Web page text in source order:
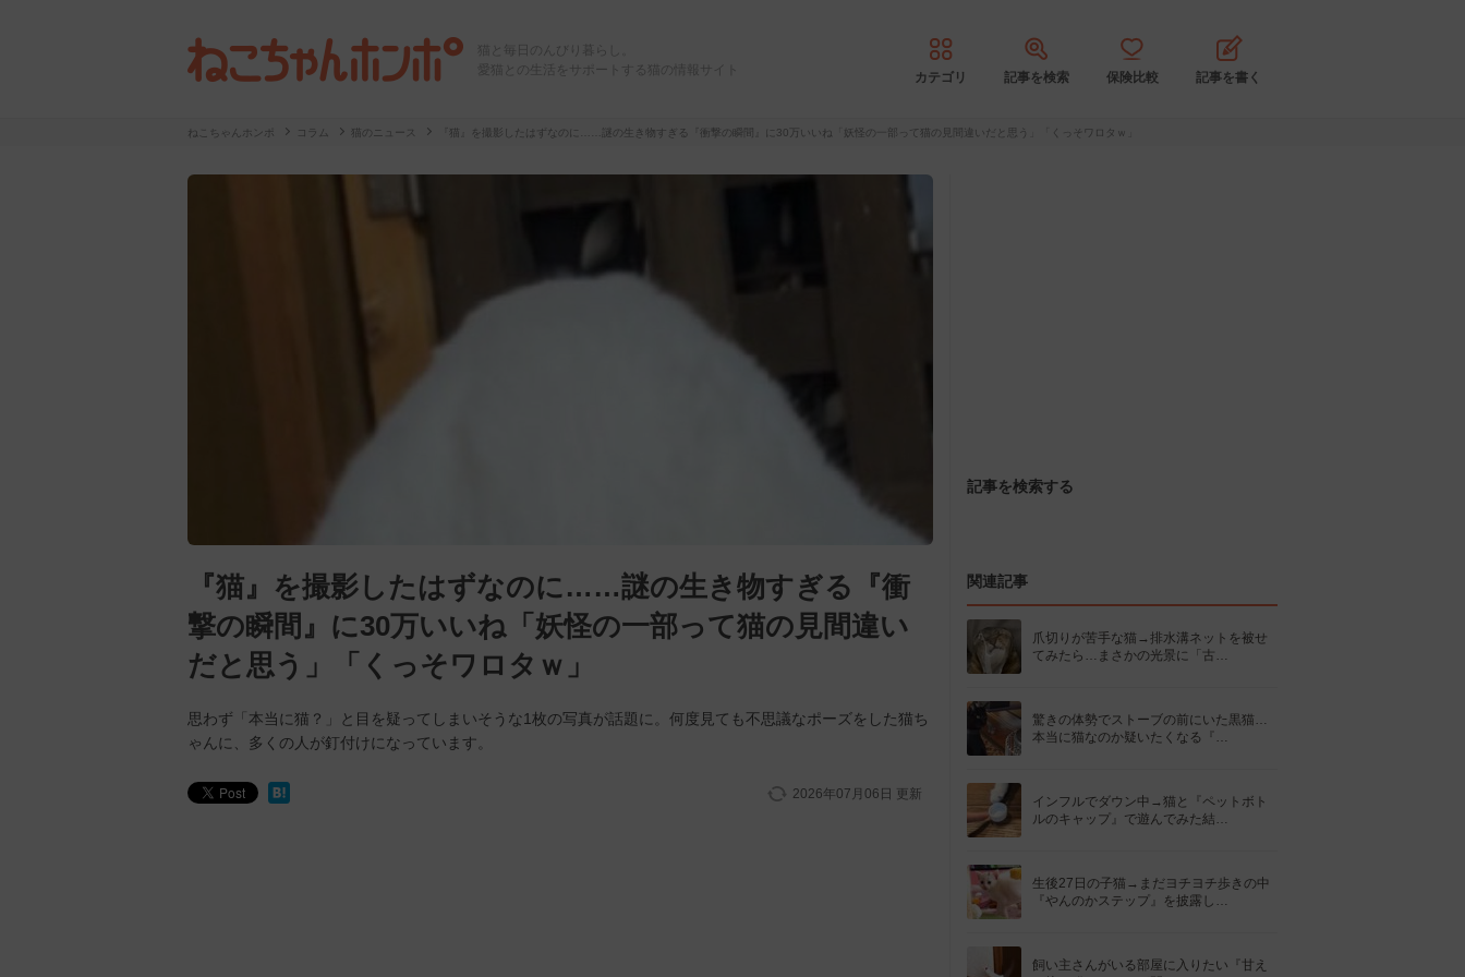
猫と毎日のんびり暮らし。
愛猫との生活をサポートする猫の情報サイト
カテゴリ 記事を検索 保険比較 記事を書く
ねこちゃんホンポ コラム 猫のニュース 『猫』を撮影したはずなのに……謎の生き物すぎる『衝撃の瞬間』に30万いいね「妖怪の一部って猫の見間違いだと思う」「くっそワロタｗ」
『猫』を撮影したはずなのに……謎の生き物すぎる『衝
撃の瞬間』に30万いいね「妖怪の一部って猫の見間違い
だと思う」「くっそワロタｗ」
思わず「本当に猫？」と目を疑ってしまいそうな1枚の写真が話題に。何度見ても不思議なポーズをした猫ち
ゃんに、多くの人が釘付けになっています。
2026年07月06日 更新
記事を検索する
関連記事
爪切りが苦手な猫→排水溝ネットを被せ
てみたら…まさかの光景に「古…
驚きの体勢でストーブの前にいた黒猫…
本当に猫なのか疑いたくなる『…
インフルでダウン中→猫と『ペットボト
ルのキャップ』で遊んでみた結…
生後27日の子猫→まだヨチヨチ歩きの中
『やんのかステップ』を披露し…
飼い主さんがいる部屋に入りたい『甘え